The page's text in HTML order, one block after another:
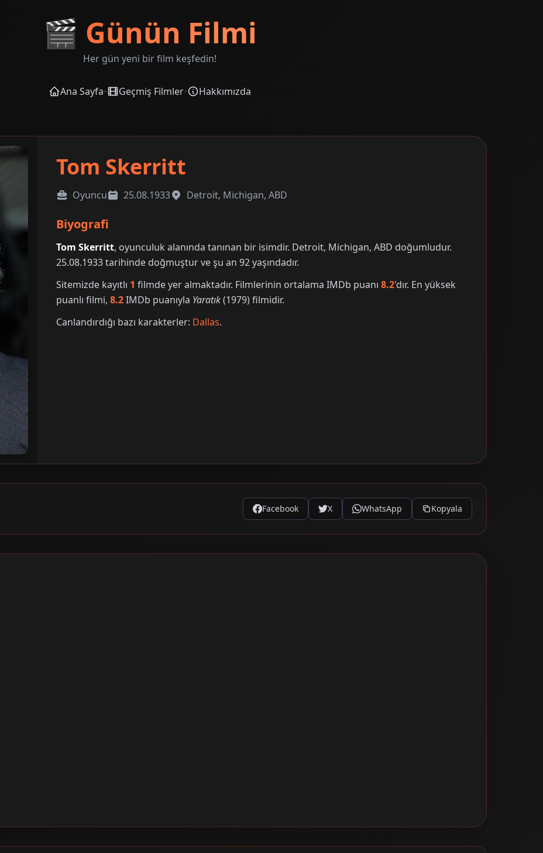
🎬 Günün Filmi
Her gün yeni bir film keşfedin!
Ana Sayfa• Geçmiş Filmler• Hakkımızda
Tom Skerritt
Oyuncu 25.08.1933 Detroit, Michigan, ABD
Biyografi
Tom Skerritt, oyunculuk alanında tanınan bir isimdir. Detroit, Michigan, ABD doğumludur.
25.08.1933 tarihinde doğmuştur ve şu an 92 yaşındadır.
Sitemizde kayıtlı 1 filmde yer almaktadır. Filmlerinin ortalama IMDb puanı8.2'dır. En yüksek
puanlı filmi,8.2IMDb puanıyla Yaratık(1979) filmidir.
Canlandırdığı bazı karakterler: Dallas.
Facebook X WhatsApp Kopyala